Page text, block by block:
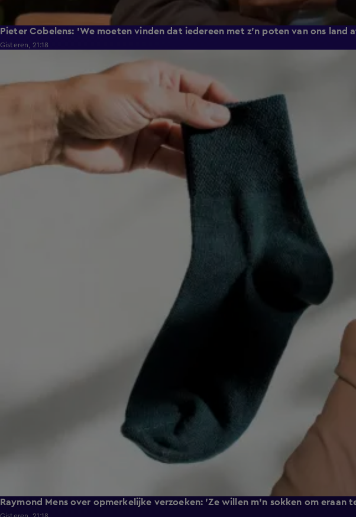
Pieter Cobelens: 'We moeten vinden dat iedereen met z'n poten van ons land
Gisteren, 21:18
Raymond Mens over opmerkelijke verzoeken: 'Ze willen m'n sokken om eraan